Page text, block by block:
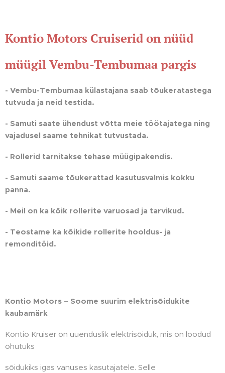
Kontio Motors Cruiserid on nüüd
müügil Vembu-Tembumaa pargis
- Vembu-Tembumaa külastajana saab tõukeratastega
tutvuda ja neid testida.
- Samuti saate ühendust võtta meie töötajatega ning
vajadusel saame tehnikat tutvustada.
- Rollerid tarnitakse tehase müügipakendis.
- Samuti saame tõukerattad kasutusvalmis kokku
panna.
- Meil ​​on ka kõik rollerite varuosad ja tarvikud.
- Teostame ka kõikide rollerite hooldus- ja
remonditöid.
Kontio Motors – Soome suurim elektrisõidukite
kaubamärk
Kontio Kruiser on uuenduslik elektrisõiduk, mis on loodud
ohutuks
sõidukiks igas vanuses kasutajatele. Selle